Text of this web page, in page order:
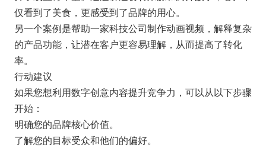
仅看到了美食，更感受到了品牌的用心。
另一个案例是帮助一家科技公司制作动画视频，解释复杂
的产品功能，让潜在客户更容易理解，从而提高了转化
率。
行动建议
如果您想利用数字创意内容提升竞争力，可以从以下步骤
开始：
明确您的品牌核心价值。
了解您的目标受众和他们的偏好。